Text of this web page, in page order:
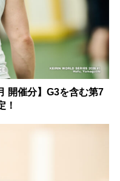
開催分】G3を含む第7
！